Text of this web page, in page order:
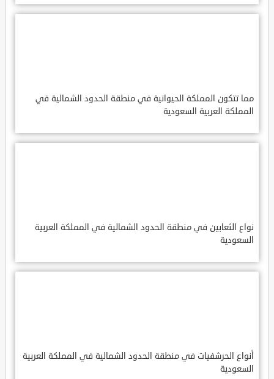
مما تتكون المملكة الحيوانية في منطقة الحدود الشمالية في
المملكة العربية السعودية
نواع الثعابين في منطقة الحدود الشمالية في المملكة العربية
السعودية
أنواع الحرشفيات في منطقة الحدود الشمالية في المملكة العربية
السعودية